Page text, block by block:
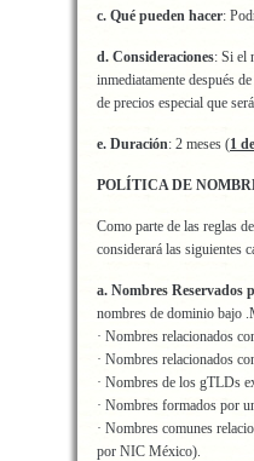
c. Qué pueden hacer:
d. Consideraciones: Si el
inmediatamente después
de precios especial que
e. Duración: 2 meses (1
POLÍTICA DE
Como parte de las reglas
considerará las siguientes
a. Nombres Reservados
nombres de dominio bajo
· Nombres relacionados
· Nombres relacionados
· Nombres de los gTLDs
· Nombres formados por
· Nombres comunes
por NIC México).